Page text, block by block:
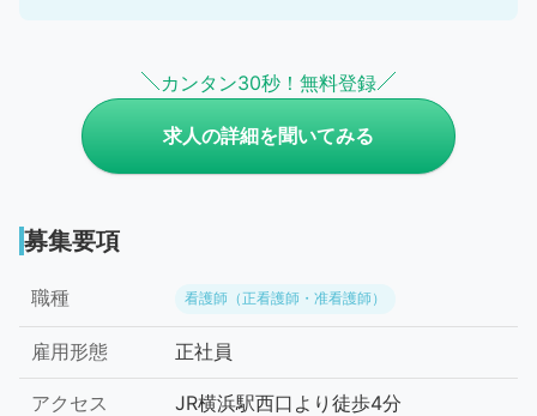
カンタン30秒！無料登録
求人の詳細を聞いてみる
募集要項
職種 看護師（正看護師・准看護師）
雇用形態 正社員
アクセス JR横浜駅西口より徒歩4分